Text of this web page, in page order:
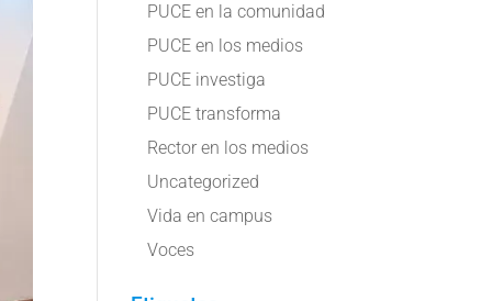
PUCE en la comunidad
PUCE en los medios
PUCE investiga
PUCE transforma
Rector en los medios
Uncategorized
Vida en campus
Voces